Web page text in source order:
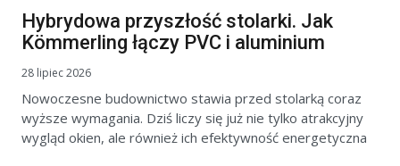
Hybrydowa przyszłość stolarki. Jak
Kömmerling łączy PVC i aluminium
28 lipiec 2026
Nowoczesne budownictwo stawia przed stolarką coraz
wyższe wymagania. Dziś liczy się już nie tylko atrakcyjny
wygląd okien, ale również ich efektywność energetyczna